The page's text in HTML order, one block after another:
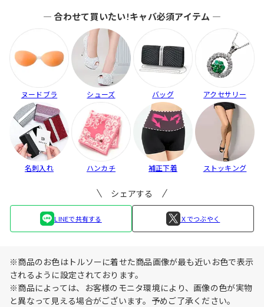
― 合わせて買いたい!キャバ必須アイテム ―
ヌードブラ シューズ バッグ アクセサリー
名刺入れ ハンカチ 補正下着 ストッキング
シェアする
LINEで共有する Ｘでつぶやく
※商品のお色はトルソーに着せた商品画像が最も近いお色で表示
されるように設定されております。
※商品によっては、お客様のモニタ環境により、画像の色が実物
と異なって見える場合がございます。予めご了承ください。